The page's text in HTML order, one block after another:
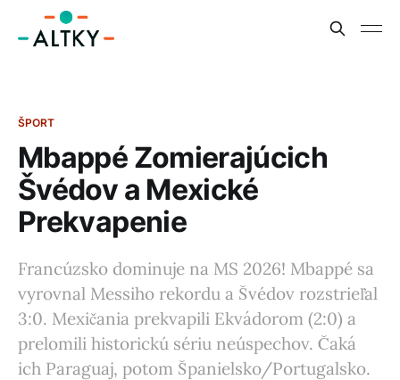
ŠPORT
Mbappé Zomierajúcich
Švédov a Mexické
Prekvapenie
Francúzsko dominuje na MS 2026! Mbappé sa
vyrovnal Messiho rekordu a Švédov rozstrieľal
3:0. Mexičania prekvapili Ekvádorom (2:0) a
prelomili historickú sériu neúspechov. Čaká
ich Paraguaj, potom Španielsko/Portugalsko.